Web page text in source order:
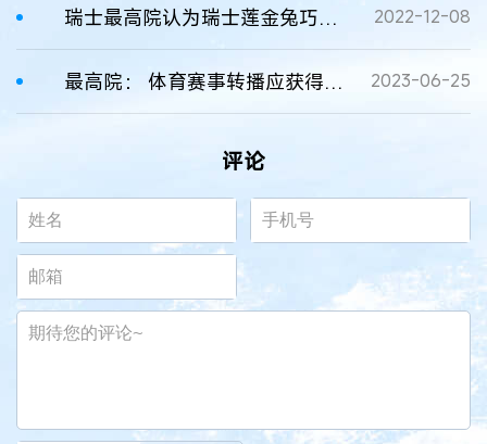
瑞士最高院认为瑞士莲金兔巧克力形状商标有显著性并支持其侵权主张 2022-12-08
最高院： 体育赛事转播应获得合法授权案 2023-06-25
评论